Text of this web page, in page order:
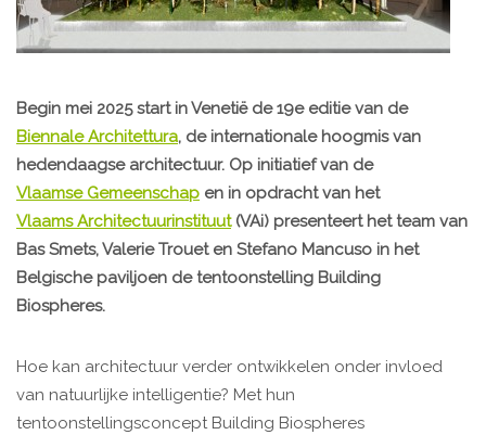
Begin mei 2025 start in Venetië de 19e editie van de
Biennale Architettura, de internationale hoogmis van
hedendaagse architectuur. Op initiatief van de
Vlaamse Gemeenschap en in opdracht van het
Vlaams Architectuurinstituut(VAi) presenteert het team van
Bas Smets, Valerie Trouet en Stefano Mancuso in het
Belgische paviljoen de tentoonstelling Building
Biospheres.
Hoe kan architectuur verder ontwikkelen onder invloed
van natuurlijke intelligentie? Met hun
tentoonstellingsconcept Building Biospheres